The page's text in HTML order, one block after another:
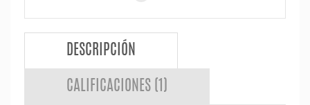
DESCRIPCIÓN
CALIFICACIONES (1)